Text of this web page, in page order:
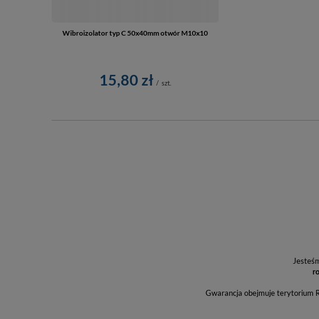
Wibroizolator typ C 50x40mm otwór M10x10
15,80 zł / szt.
Gwarancja obejmuje terytorium